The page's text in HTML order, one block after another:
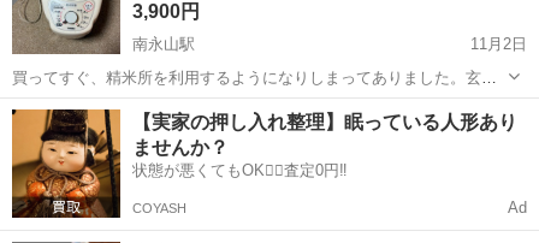
3,900円
南永山駅
11月2日
買ってすぐ、精米所を利用するようになりしまってありました。玄米
で買っている方どうですか。 11月3日中に取引が出来なければ、出品
を停止します。購入を検討されている方がいればよろしくお願いしま
す。
北海道 旭川市 南永山駅 キッチン家電
【実家の押し入れ整理】眠っている人形あり
ませんか？
状態が悪くてもOK🙆‍♀️査定0円‼️
COYASH Ad